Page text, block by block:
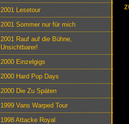
2001 Lesetour
2001 Sommer nur für mich
2001 Rauf auf die Bühne,
Unsichtbarer!
2000 Einzelgigs
2000 Hard Pop Days
2000 Die Zu Späten
1999 Vans Warped Tour
1998 Attacke Royal